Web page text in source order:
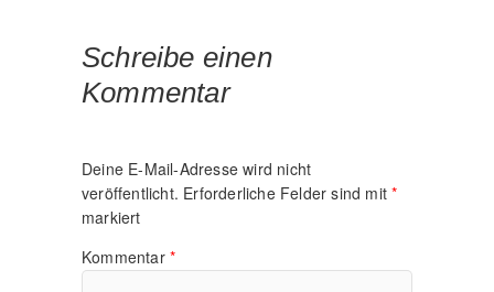
Schreibe einen
Kommentar
Deine E-Mail-Adresse wird nicht
veröffentlicht. Erforderliche Felder sind mit*
markiert
Kommentar *